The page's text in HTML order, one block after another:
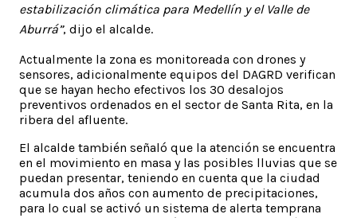
estabilización climática para Medellín y el Valle de
Aburrá”, dijo el alcalde.
Actualmente la zona es monitoreada con drones y
sensores, adicionalmente equipos del DAGRD verifican
que se hayan hecho efectivos los 30 desalojos
preventivos ordenados en el sector de Santa Rita, en la
ribera del afluente.
El alcalde también señaló que la atención se encuentra
en el movimiento en masa y las posibles lluvias que se
puedan presentar, teniendo en cuenta que la ciudad
acumula dos años con aumento de precipitaciones,
para lo cual se activó un sistema de alerta temprana